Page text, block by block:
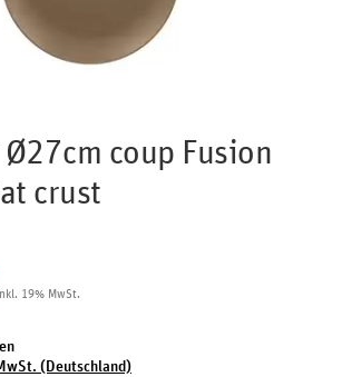
Ø27cm coup Fusion
crust
19% MwSt.
(Deutschland)